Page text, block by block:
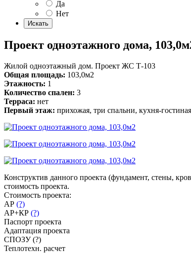
Да
Нет
Проект одноэтажного дома,
Жилой одноэтажный дом. Проект ЖС Т-103
Общая площадь: 103,0м2
Этажность: 1
Количество спален: 3
Терраса: нет
Первый этаж: прихожая, три спальни, кухня-
Конструктив данного проекта (фундамент, стены,
стоимость проекта.
Стоимость проекта:
АР (?)
АР+КР (?)
Паспорт проекта
Адаптация проекта
СПОЗУ(?)
Теплотехн. расчет